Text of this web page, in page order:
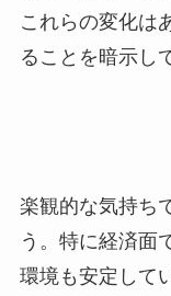
これらの変化は
ることを暗示し
楽観的な気持ち
う。特に経済面
環境も安定して